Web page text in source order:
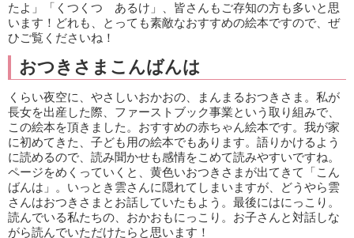
たよ」「くつくつ あるけ」、皆さんもご存知の方も多いと思
います！どれも、とっても素敵なおすすめの絵本ですので、ぜ
ひご覧くださいね！
おつきさまこんばんは
くらい夜空に、やさしいおかおの、まんまるおつきさま。私が
長女を出産した際、ファーストブック事業という取り組みで、
この絵本を頂きました。おすすめの赤ちゃん絵本です。我が家
に初めてきた、子ども用の絵本でもあります。語りかけるよう
に読めるので、読み聞かせも感情をこめて読みやすいですね。
ページをめくっていくと、黄色いおつきさまが出てきて「こん
ばんは」。いっとき雲さんに隠れてしまいますが、どうやら雲
さんはおつきさまとお話していたもよう。最後にはにっこり。
読んでいる私たちの、おかおもにっこり。お子さんと対話しな
がら読んでいただけたらと思います！